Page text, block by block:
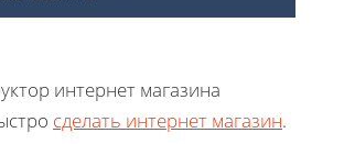
интернет магазина
сделать интернет магазин.